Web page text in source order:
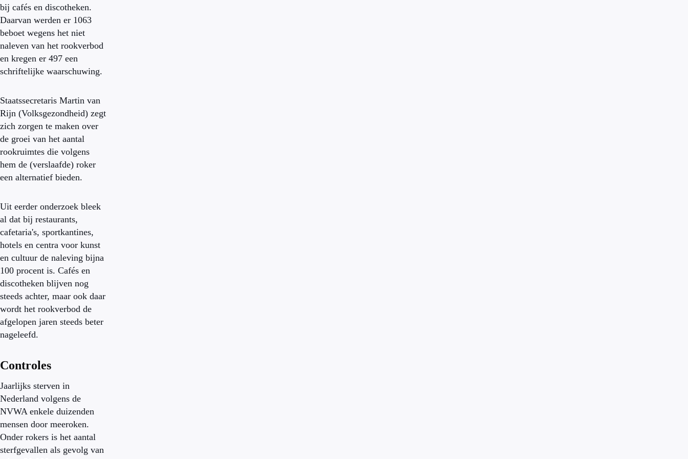
bij cafés en discotheken.
Daarvan werden er 1063
beboet wegens het niet
naleven van het rookverbod
en kregen er 497 een
schriftelijke waarschuwing.
Staatssecretaris Martin van
Rijn (Volksgezondheid) zegt
zich zorgen te maken over
de groei van het aantal
rookruimtes die volgens
hem de (verslaafde) roker
een alternatief bieden.
Uit eerder onderzoek bleek
al dat bij restaurants,
cafetaria's, sportkantines,
hotels en centra voor kunst
en cultuur de naleving bijna
100 procent is. Cafés en
discotheken blijven nog
steeds achter, maar ook daar
wordt het rookverbod de
afgelopen jaren steeds beter
nageleefd.
Controles
Jaarlijks sterven in
Nederland volgens de
NVWA enkele duizenden
mensen door meeroken.
Onder rokers is het aantal
sterfgevallen als gevolg van